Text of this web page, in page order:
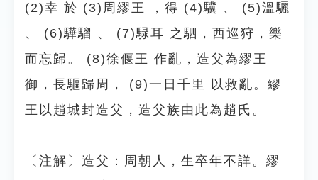
(2)幸 於 (3)周繆王 ，得 (4)驥 、 (5)溫驪
、 (6)驊騮 、 (7)騄耳 之駟，西巡狩，樂
而忘歸。 (8)徐偃王 作亂，造父為繆王
御，長驅歸周， (9)一日千里 以救亂。繆
王以趙城封造父，造父族由此為趙氏。
〔注解〕造父：周朝人，生卒年不詳。繆